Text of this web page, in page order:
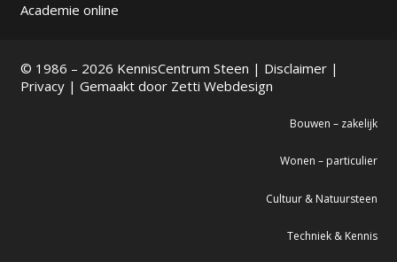
Academie online
© 1986 – 2026 KennisCentrum Steen | Disclaimer|
Privacy| Gemaakt door Zetti Webdesign
Bouwen – zakelijk
Wonen – particulier
Cultuur & Natuursteen
Techniek & Kennis